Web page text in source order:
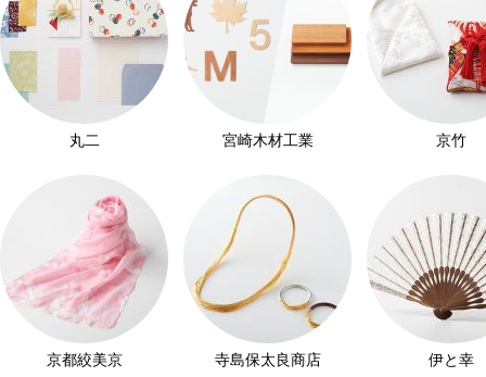
丸二 宮崎木材工業 京竹
京都絞美京 寺島保太良商店 伊と幸